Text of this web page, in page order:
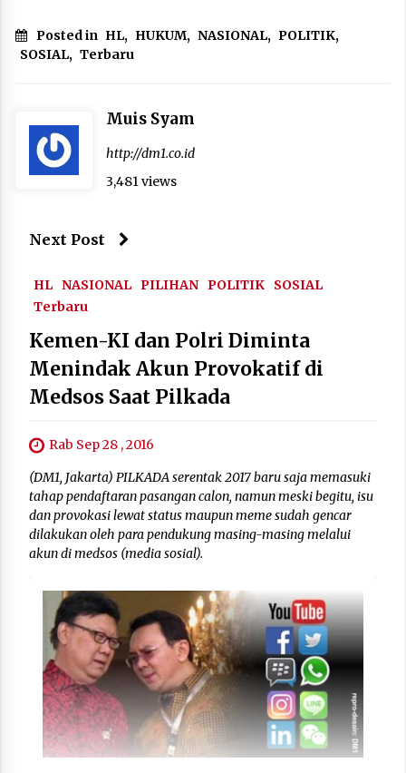
Posted in HL, HUKUM, NASIONAL, POLITIK,
SOSIAL, Terbaru
Muis Syam
http://dm1.co.id
3,481 views
Next Post
HL NASIONAL PILIHAN POLITIK
SOSIAL
Terbaru
Kemen-KI dan Polri Diminta
Menindak Akun Provokatif di
Medsos Saat Pilkada
Rab Sep 28 , 2016
(DM1, Jakarta) PILKADA serentak 2017 baru saja memasuki
tahap pendaftaran pasangan calon, namun meski begitu, isu
dan provokasi lewat status maupun meme sudah gencar
dilakukan oleh para pendukung masing-masing melalui
akun di medsos (media sosial).